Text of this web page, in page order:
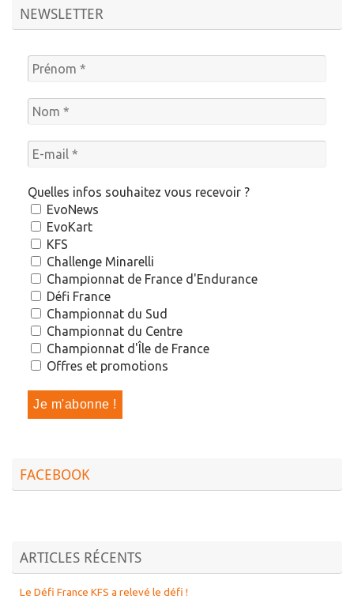
NEWSLETTER
Quelles infos souhaitez vous recevoir ?
EvoNews
EvoKart
KFS
Challenge Minarelli
Championnat de France d'Endurance
Défi France
Championnat du Sud
Championnat du Centre
Championnat d'Île de France
Offres et promotions
FACEBOOK
ARTICLES RÉCENTS
Le Défi France KFS a relevé le défi !